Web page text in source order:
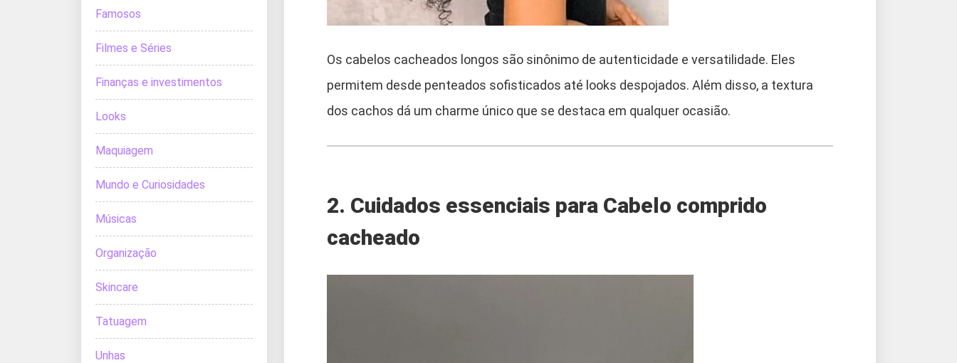
Os cabelos cacheados longos são sinônimo de autenticidade e versatilidade. Eles
permitem desde penteados sofisticados até looks despojados. Além disso, a textura
dos cachos dá um charme único que se destaca em qualquer ocasião.
2. Cuidados essenciais para Cabelo comprido
cacheado
Famosos
Filmes e Séries
Finanças e investimentos
Looks
Maquiagem
Mundo e Curiosidades
Músicas
Organização
Skincare
Tatuagem
Unhas